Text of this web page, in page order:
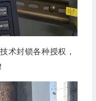
术封锁各种授权，